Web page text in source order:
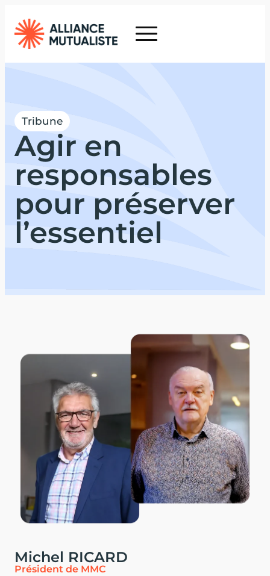
Tribune
Agir en
responsables
pour préserver
l’essentiel
Michel RICARD
Président de MMC